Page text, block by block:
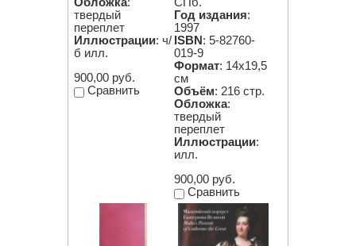
твердый
переплет
Иллюстрации: ч/
б илл.
900,00 руб.
Сравнить
Год издания:
1997
ISBN : 5-82760-
019-9
Формат: 14х19,5
см
Объём: 216 стр.
Обложка:
твердый
переплет
Иллюстрации:
илл.
900,00 руб.
Сравнить